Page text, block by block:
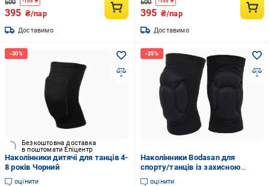
500
395 ₴/пар
Доставимо
500
395 ₴/пар
Доставимо
Безкоштовна доставка
в поштомати Епіцентр
Наколінники дитячі для танців 4-
8 років Чорний
оцінити
Наколінники Bodasan для
спорту/танців із захисною
подушкою 2 шт. (Х120)
оцінити